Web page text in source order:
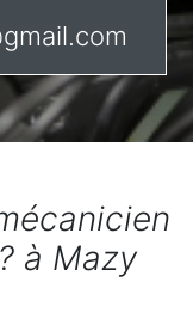
à Mazy